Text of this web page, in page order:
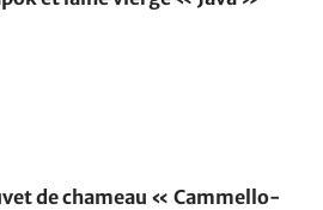
de chameau « Cammello-